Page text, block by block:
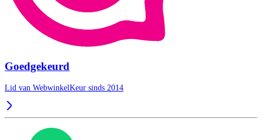
Goedgekeurd
Lid van WebwinkelKeur sinds 2014